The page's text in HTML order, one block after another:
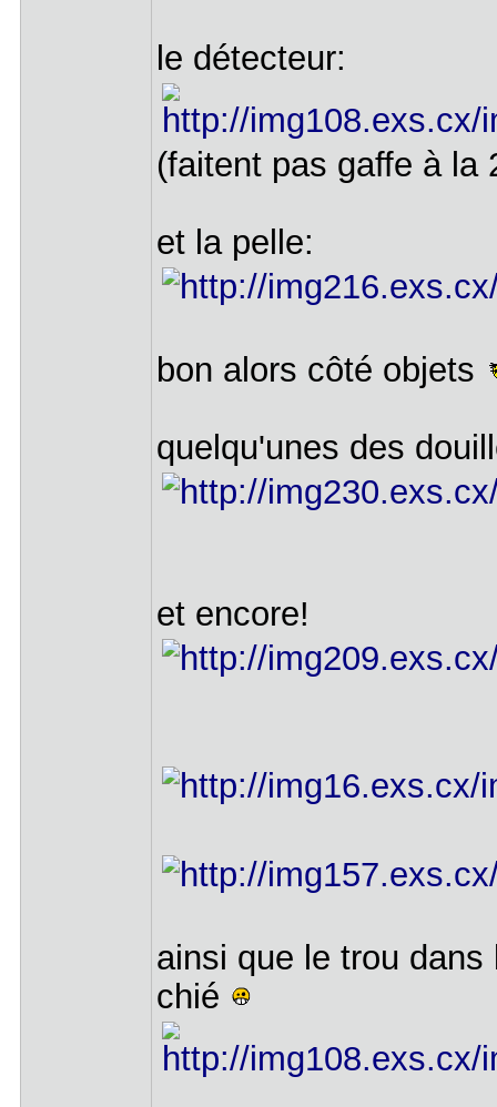
le détecteur:
(faitent pas gaffe à la
et la pelle:
bon alors côté objets
quelqu'unes des
et encore!
ainsi que le trou
chié